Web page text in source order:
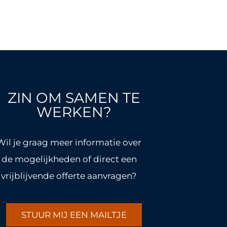
ZIN OM SAMEN TE
WERKEN?
je graag meer informatie over
de mogelijkheden of direct een
vrijblijvende offerte aanvragen?
STUUR MIJ EEN MAILTJE